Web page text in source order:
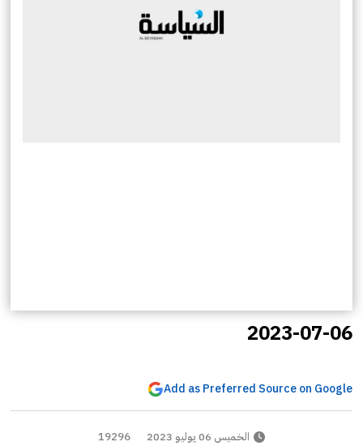
2023-07-06
Add as Preferred Source on Google
الخميس 06 يوليو 2023 19296